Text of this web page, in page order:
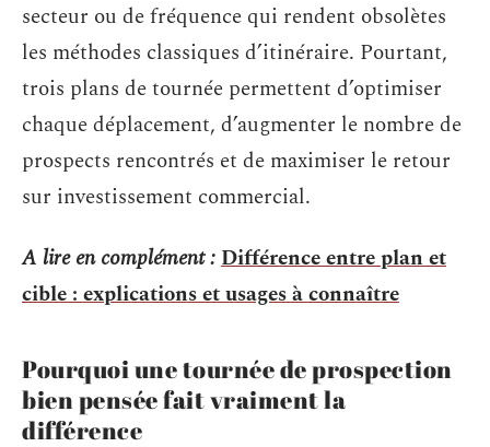
secteur ou de fréquence qui rendent obsolètes
les méthodes classiques d’itinéraire. Pourtant,
trois plans de tournée permettent d’optimiser
chaque déplacement, d’augmenter le nombre de
prospects rencontrés et de maximiser le retour
sur investissement commercial.
A lire en complément :Différence entre plan et
cible : explications et usages à connaître
Pourquoi une tournée de prospection
bien pensée fait vraiment la
différence